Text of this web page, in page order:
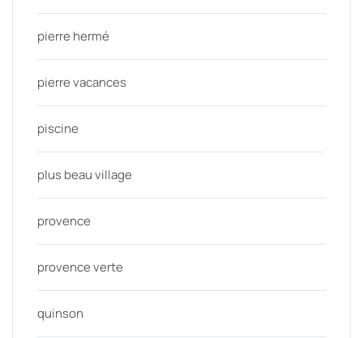
pierre hermé
pierre vacances
piscine
plus beau village
provence
provence verte
quinson